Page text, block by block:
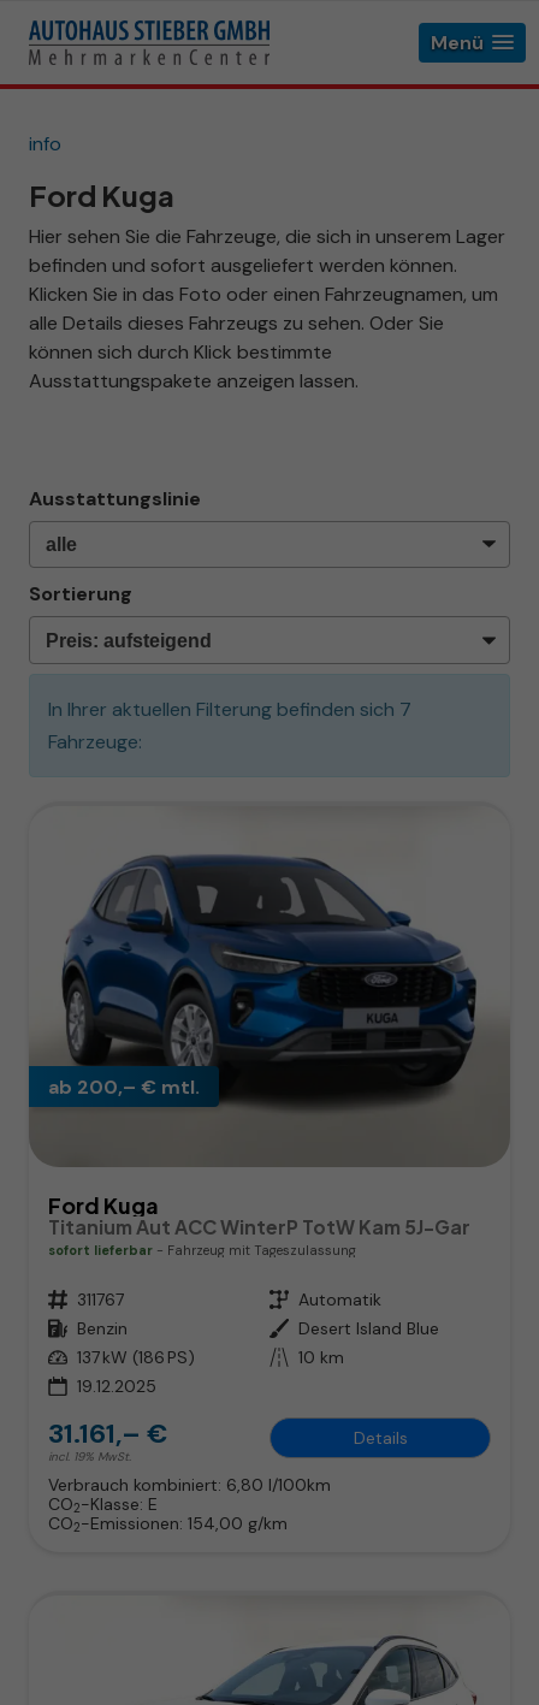
Menü
info
Ford Kuga
Hier sehen Sie die Fahrzeuge, die sich in unserem Lager
befinden und sofort ausgeliefert werden können.
Klicken Sie in das Foto oder einen Fahrzeugnamen, um
alle Details dieses Fahrzeugs zu sehen. Oder Sie
können sich durch Klick bestimmte
Ausstattungspakete anzeigen lassen.
Ausstattungslinie
Sortierung
In Ihrer aktuellen Filterung befinden sich 7
Fahrzeuge:
ab 200,– € mtl.
Ford Kuga
Titanium Aut ACC WinterP TotW Kam 5J-Gar
sofort lieferbar Fahrzeug mit Tageszulassung
Fahrzeugnr. 311767 Getriebe Automatik
Kraftstoff Benzin Außenfarbe Desert Island Blue
Leistung 137 kW (186 PS) Kilometerstand 10 km
19.12.2025
31.161,– €
incl. 19% MwSt.
Details
Verbrauch kombiniert: 6,80 l/100km
CO2-Klasse: E
CO2-Emissionen: 154,00 g/km